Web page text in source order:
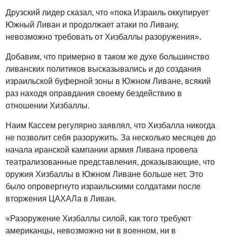
Друзский лидер сказал, что «пока Израиль оккупирует
Южный Ливан и продолжает атаки по Ливану,
невозможно требовать от Хизбаллы разоружения».
Добавим, что примерно в таком же духе большинство
ливанских политиков высказывались и до создания
израильской буферной зоны в Южном Ливане, всякий
раз находя оправдания своему бездействию в
отношении Хизбаллы.
Наим Кассем регулярно заявлял, что Хизбалла никогда
не позволит себя разоружить. За несколько месяцев до
начала иранской кампании армия Ливана провела
театрализованные представления, доказывающие, что
оружия Хизбаллы в Южном Ливане больше нет. Это
было опровергнуто израильскими солдатами после
вторжения ЦАХАЛа в Ливан.
«Разоружение Хизбаллы силой, как того требуют
американцы, невозможно ни в военном, ни в